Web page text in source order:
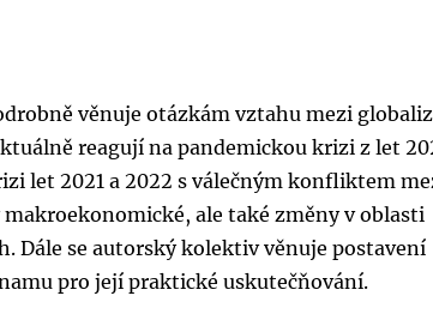
věnuje otázkám vztahu mezi
reagují na pandemickou krizi z let
let 2021 a 2022 s válečným konfliktem
ale také změny v oblasti
Dále se autorský kolektiv věnuje postavení
pro její praktické uskutečňování.